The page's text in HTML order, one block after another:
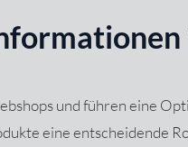
und führen eine
eine entscheidende